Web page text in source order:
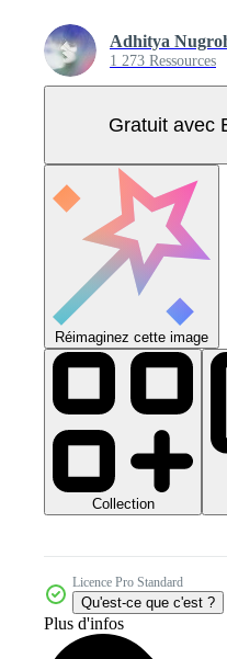
Adhitya
1 273 Ressources
Gratuit avec
Réimaginez cette image
Collection
Licence Pro Standard
Qu'est-ce que c'est ?
Plus d'infos